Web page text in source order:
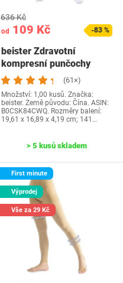
od 109 Kč
636 Kč
-83 %
beister Zdravotní
kompresní punčochy
Dámské Dlouhé, 20-30…
(61×)
Množství: 1,00 kusů. Značka:
beister. Země původu: Čína. ASIN:
B0CSK84CWQ. Rozměry balení:
19,61 x 16,89 x 4,19 cm; 141…
> 5 kusů skladem
First minute
Výprodej
Vše za 29 Kč